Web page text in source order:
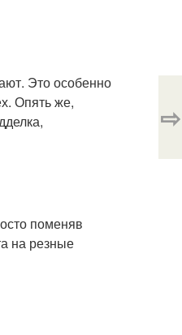
Это особенно
Опять же,
поменяв
на резные
⇨